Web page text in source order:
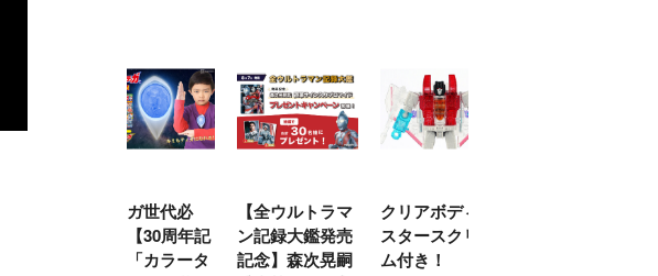
ティガ世代必
見！【30周年記
念】「カラータ
【全ウルトラマ
ン記録大鑑発売
記念】森次晃嗣
クリアボディの
スタースクリー
ム付き！ 『ト